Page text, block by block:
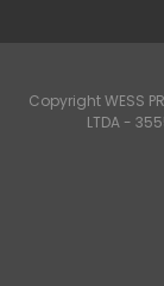
Copyright WESS
LTDA -